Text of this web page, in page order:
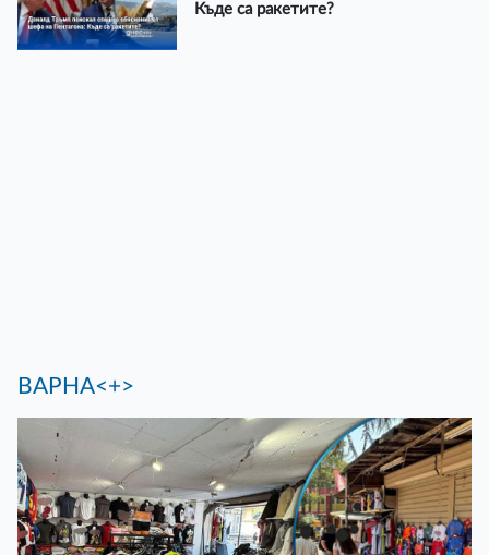
Къде са ракетите?
ВАРНА<+>